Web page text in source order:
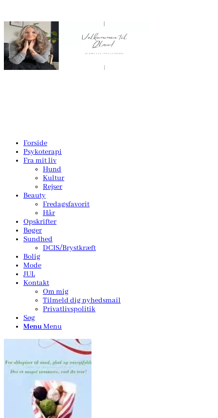
Forside
Psykoterapi
Fra mit liv
Hund
Kultur
Rejser
Beauty
Fredagsfavorit
Hår
Opskrifter
Bøger
Sundhed
DCIS/Brystkræft
Bolig
Mode
JUL
Kontakt
Om mig
Tilmeld dig nyhedsmail
Privatlivspolitik
Søg
MenuMenu